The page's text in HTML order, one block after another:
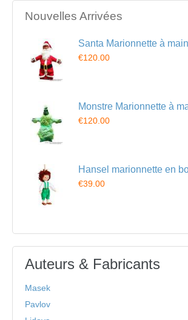
Nouvelles Arrivées
Santa Marionnette à main
€120.00
Monstre Marionnette à
€120.00
Hansel marionnette en
€39.00
Auteurs & Fabricants
Masek
Pavlov